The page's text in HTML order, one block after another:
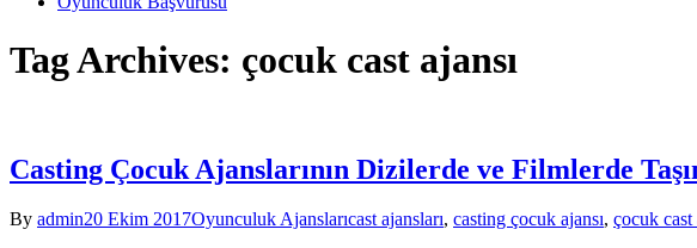
Tag Archives: çocuk cast ajansı
Casting Çocuk Ajanslarının Dizilerde ve Filmlerde
By admin20 Ekim 2017Oyunculuk Ajanslarıcast ajansları, casting çocuk ajansı, çocuk cast